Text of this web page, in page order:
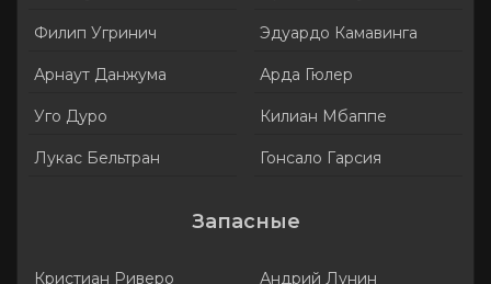
Филип Угринич
Арнаут Данжума
Уго Дуро
Лукас Бельтран
Эдуардо Камавинга
Арда Гюлер
Килиан Мбаппе
Гонсало Гарсия
Запасные
Кристиан Риверо Андрий Лунин